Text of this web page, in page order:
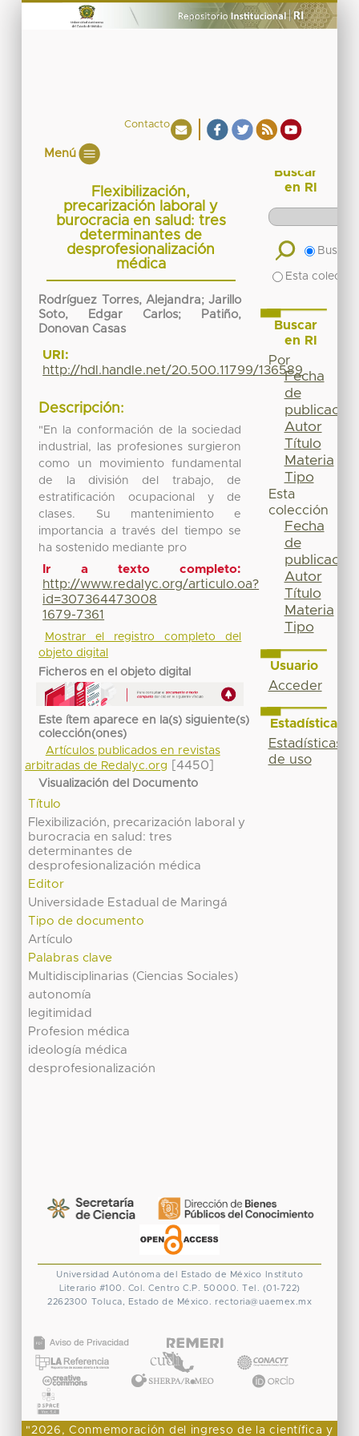
Contacto
Menú
Flexibilización,
precarización laboral y
burocracia en salud: tres
determinantes de
desprofesionalización
médica
Rodríguez Torres, Alejandra; Jarillo
Soto, Edgar Carlos; Patiño,
Donovan Casas
URI:
http://hdl.handle.net/20.500.11799/136589
Descripción:
"En la conformación de la sociedad
industrial, las profesiones surgieron
como un movimiento fundamental
de la división del trabajo, de
estratificación ocupacional y de
clases. Su mantenimiento e
importancia a través del tiempo se
ha sostenido mediante pro
Ir a texto completo:
http://www.redalyc.org/articulo.oa?
id=307364473008
1679-7361
Mostrar el registro completo del
objeto digital
Ficheros en el objeto digital
Este ítem aparece en la(s) siguiente(s)
colección(ones)
Artículos publicados en revistas
arbitradas de Redalyc.org
[4450]
Visualización del Documento
Título
Flexibilización, precarización laboral y
burocracia en salud: tres
determinantes de
desprofesionalización médica
Editor
Universidade Estadual de Maringá
Tipo de documento
Artículo
Palabras clave
Multidisciplinarias (Ciencias Sociales)
autonomía
legitimidad
Profesion médica
ideología médica
desprofesionalización
Buscar
en RI
Buscar
Esta
Buscar
en RI
Por
Fecha
de
publicación
Autor
Título
Materia
Tipo
Esta
colección
Fecha
de
publicación
Autor
Título
Materia
Tipo
Usuario
Acceder
Estadísticas
Estadísticas
de uso
Universidad Autónoma del Estado de México
Instituto
Literario #100. Col. Centro C.P. 50000. Tel. (01-722)
2262300 Toluca, Estado de México. rectoria@uaemex.mx
"2026, Conmemoración del ingreso de la científica y